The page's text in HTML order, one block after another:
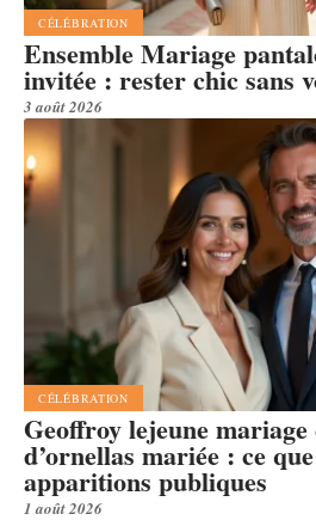
CÉLÉBRATION
Ensemble Mariage
invitée : rester chic sans
3 août 2026
CÉLÉBRATION
Geoffroy lejeune
d’ornellas mariée : ce
apparitions publiques
1 août 2026